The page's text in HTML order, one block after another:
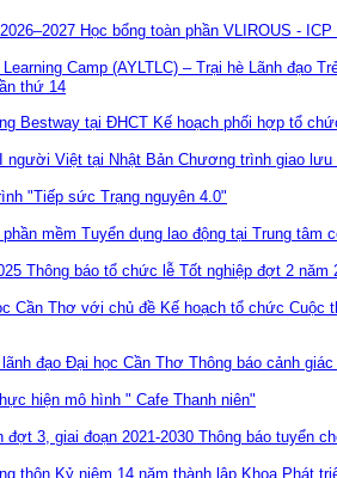
Học bổng toàn phần VLIROUS -
thứ 14
Kế hoạch phối hợp tổ
Chương trình giao
"Tiếp sức Trạng nguyên 4.0"
Tuyển dụng lao động tại Trung tâm
Thông báo tổ chức lễ Tốt nghiệp đợt 2 năm
Kế hoạch tổ chức Cuộc
Thông báo cảnh
hiện mô hình " Cafe Thanh niên"
Thông báo tuyển
Kỷ niệm 14 năm thành lập Khoa Phát